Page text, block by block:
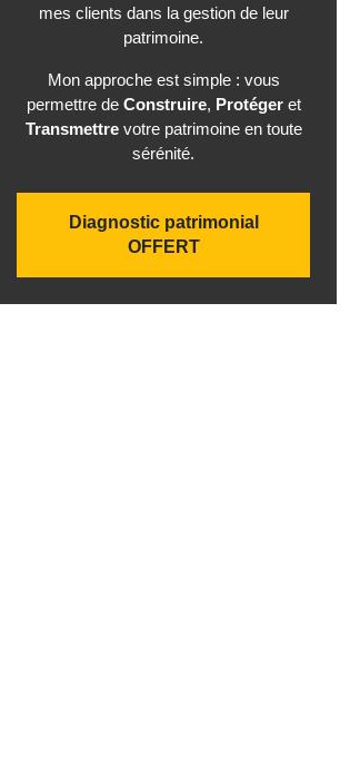
mes clients dans la gestion de leur
patrimoine.
Mon approche est simple : vous
permettre de Construire, Protégeret
Transmettrevotre patrimoine en toute
sérénité.
Diagnostic patrimonial
OFFERT